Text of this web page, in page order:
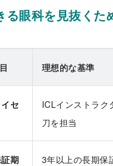
る眼科を見抜くた
理想的な基準
セ
ICLインストラク
刀を担当
期
3年以上の長期保